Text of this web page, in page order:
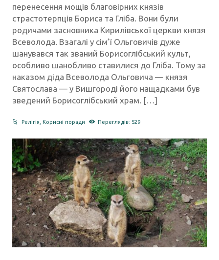
перенесення мощів благовірних князів
страстотерпців Бориса та Гліба. Вони були
родичами засновника Кирилівської церкви князя
Всеволода. Взагалі у сім’ї Ольговичів дуже
шанувався так званий Борисоглібський культ,
особливо шанобливо ставилися до Гліба. Тому за
наказом діда Всеволода Ольговича — князя
Святослава — у Вишгороді його нащадками був
зведений Борисоглібський храм. […]
Релігія, Корисні поради Переглядів: 529